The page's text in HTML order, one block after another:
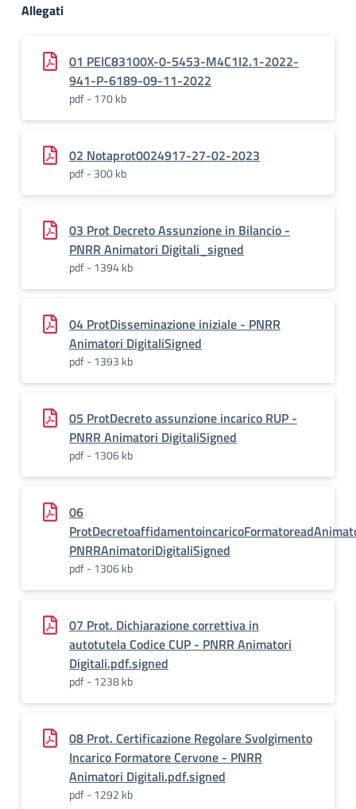
Allegati
01 PEIC83100X-0-5453-M4C1I2.1-2022-
941-P-6189-09-11-2022
pdf - 170 kb
02 Notaprot0024917-27-02-2023
pdf - 300 kb
03 Prot Decreto Assunzione in Bilancio -
PNRR Animatori Digitali_signed
pdf - 1394 kb
04 ProtDisseminazione iniziale - PNRR
Animatori DigitaliSigned
pdf - 1393 kb
05 ProtDecreto assunzione incarico RUP -
PNRR Animatori DigitaliSigned
pdf - 1306 kb
06
PNRRAnimatoriDigitaliSigned
pdf - 1306 kb
07 Prot. Dichiarazione correttiva in
autotutela Codice CUP - PNRR Animatori
Digitali.pdf.signed
pdf - 1238 kb
08 Prot. Certificazione Regolare Svolgimento
Incarico Formatore Cervone - PNRR
Animatori Digitali.pdf.signed
pdf - 1292 kb